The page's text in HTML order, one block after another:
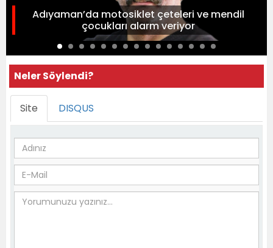
Adıyaman’da motosiklet çeteleri ve mendil
çocukları alarm veriyor
Neler Söylendi?
Site DISQUS